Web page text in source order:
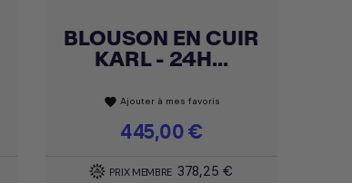
 Achat express
BLOUSON EN CUIR
KARL - 24H...
favorite Ajouter à mes favoris
Prix
445,00 €
PRIX MEMBRE 378,25 €